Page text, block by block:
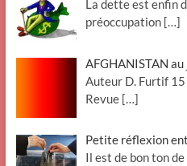
La dette est enfin
préoccupation […]
AFGHANISTAN
Auteur D. Furtif
Revue […]
Petite réflexion
Il est de bon ton